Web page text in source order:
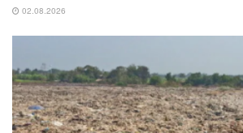
02.08.2026